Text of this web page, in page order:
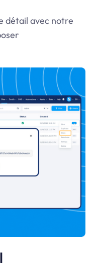
détail avec notre